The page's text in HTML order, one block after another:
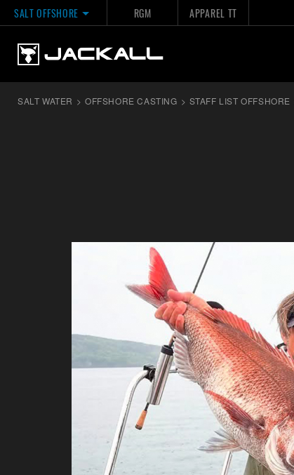
SALT OFFSHORE RGM APPAREL TT
SALT WATER > OFFSHORE CASTING > STAFF LIST OFFSHORE